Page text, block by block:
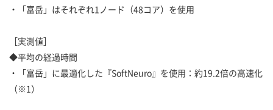
・「富岳」はそれぞれ1ノード（48コア）を使用
［実測値］
◆平均の経過時間
・「富岳」に最適化した『SoftNeuro』を使用：約19.2倍の高速化
（※1）